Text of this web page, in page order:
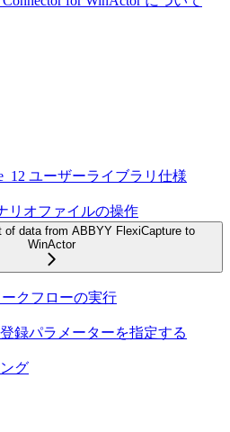
ユーザーライブラリ仕様
リオファイルの操作
of data from ABBYY FlexiCapture to
WinActor
クフローの実行
録パラメーターを指定する
グ